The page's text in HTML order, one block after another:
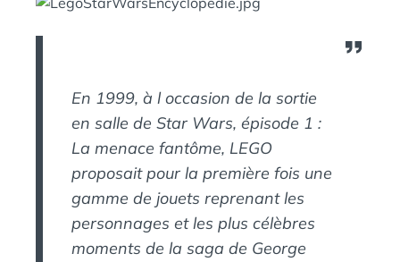
N
En 1999, à l occasion de la sortie
en salle de Star Wars, épisode 1 :
La menace fantôme, LEGO
proposait pour la première fois une
gamme de jouets reprenant les
personnages et les plus célèbres
moments de la saga de George